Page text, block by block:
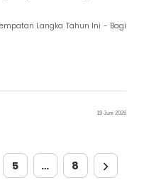
Langka Tahun Ini - Bagi
19 Juni 2026
5 … 8